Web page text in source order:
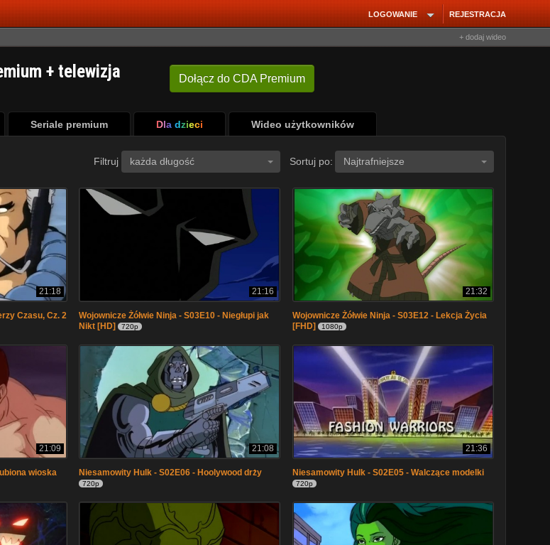
REJESTRACJA
LOGOWANIE
+ dodaj wideo
Dołącz do CDA Premium
+ telewizja
Seriale premium Dla dzieci Wideo użytkowników
Filtruj każda długość Sortuj po: Najtrafniejsze
21:18
Czasu, Cz. 2
21:16
Wojownicze Żółwie Ninja - S03E10 - Niegłupi jak
Nikt [HD]
720p
21:32
Wojownicze Żółwie Ninja - S03E12 - Lekcja Życia
[FHD]
1080p
21:09
wioska
21:08
Niesamowity Hulk - S02E06 - Hoolywood drży
720p
21:36
Niesamowity Hulk - S02E05 - Walczące modelki
720p